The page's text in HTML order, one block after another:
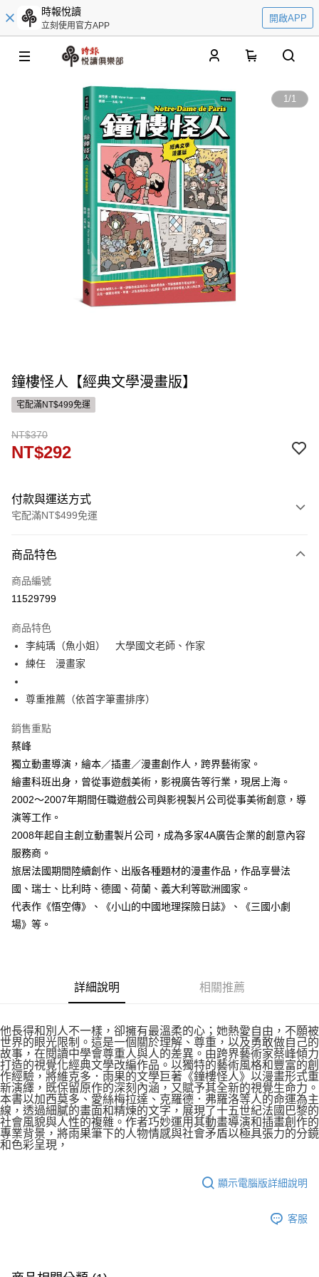
時報悅讀
立刻使用官方APP
開啟APP
1/1
鐘樓怪人【經典文學漫畫版】
宅配滿NT$499免運
NT$370
NT$292
付款與運送方式
宅配滿NT$499免運
信用卡一次付款
運送方式
宅配
每筆NT$100，滿NT$499(含以上)免運費
商品特色
商品編號
11529799
商品特色
李純瑀（魚小姐） 大學國文老師、作家
練任 漫畫家
尊重推薦（依首字筆畫排序）
銷售重點
蔡峰
獨立動畫導演，繪本／插畫／漫畫創作人，跨界藝術家。
繪畫科班出身，曾從事遊戲美術，影視廣告等行業，現居上海。
2002～2007年期間任職遊戲公司與影視製片公司從事美術創意，導
演等工作。
2008年起自主創立動畫製片公司，成為多家4A廣告企業的創意內容
服務商。
旅居法國期間陸續創作、出版各種題材的漫畫作品，作品享譽法
國、瑞士、比利時、德國、荷蘭、義大利等歐洲國家。
代表作《悟空傳》、《小山的中國地理探險日誌》、《三國小劇
場》等。
詳細說明 相關推薦
他長得和別人不一樣，卻擁有最溫柔的心；她熱愛自由，不願被
世界的眼光限制。這是一個關於理解、尊重，以及勇敢做自己的
故事，在閱讀中學會尊重人與人的差異。由跨界藝術家蔡峰傾力
打造的視覺化經典文學改編作品。以獨特的藝術風格和豐富的創
作經驗，將維克多．雨果的文學巨著《鐘樓怪人》以漫畫形式重
新演繹，既保留原作的深刻內涵，又賦予其全新的視覺生命力。
本書以加西莫多、愛絲梅拉達、克羅德．弗羅洛等人的命運為主
線，透過細膩的畫面和精煉的文字，展現了十五世紀法國巴黎的
社會風貌與人性的複雜。作者巧妙運用其動畫導演和插畫創作的
專業背景，將雨果筆下的人物情感與社會矛盾以極具張力的分鏡
和色彩呈現，
顯示電腦版詳細說明
客服